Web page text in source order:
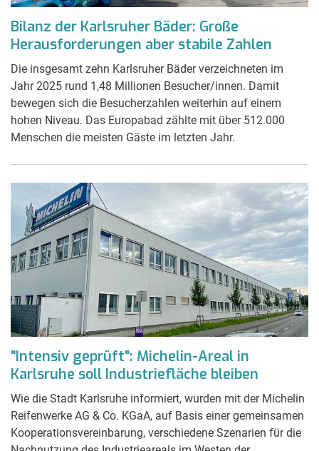
Bilanz der Karlsruher Bäder: Große
Herausforderungen aber stabile Zahlen
Die insgesamt zehn Karlsruher Bäder verzeichneten im
Jahr 2025 rund 1,48 Millionen Besucher/innen. Damit
bewegen sich die Besucherzahlen weiterhin auf einem
hohen Niveau. Das Europabad zählte mit über 512.000
Menschen die meisten Gäste im letzten Jahr.
"Intensiv geprüft": Michelin-Areal in
Karlsruhe soll Industriefläche bleiben
Wie die Stadt Karlsruhe informiert, wurden mit der Michelin
Reifenwerke AG & Co. KGaA, auf Basis einer gemeinsamen
Kooperationsvereinbarung, verschiedene Szenarien für die